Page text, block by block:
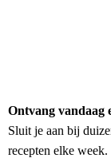
Ontvang
Sluit je aan bij
recepten elke week.